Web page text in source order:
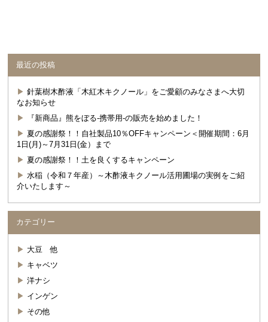
最近の投稿
針葉樹木酢液「木紅木キクノール」をご愛顧のみなさまへ大切
なお知らせ
『新商品』熊をぼる-携帯用-の販売を始めました！
夏の感謝祭！！自社製品10％OFFキャンペーン＜開催期間：6月
1日(月)～7月31日(金）まで
夏の感謝祭！！土を良くするキャンペーン
水稲（令和７年産）～木酢液キクノール活用圃場の実例をご紹
介いたします～
カテゴリー
大豆 他
キャベツ
洋ナシ
インゲン
その他